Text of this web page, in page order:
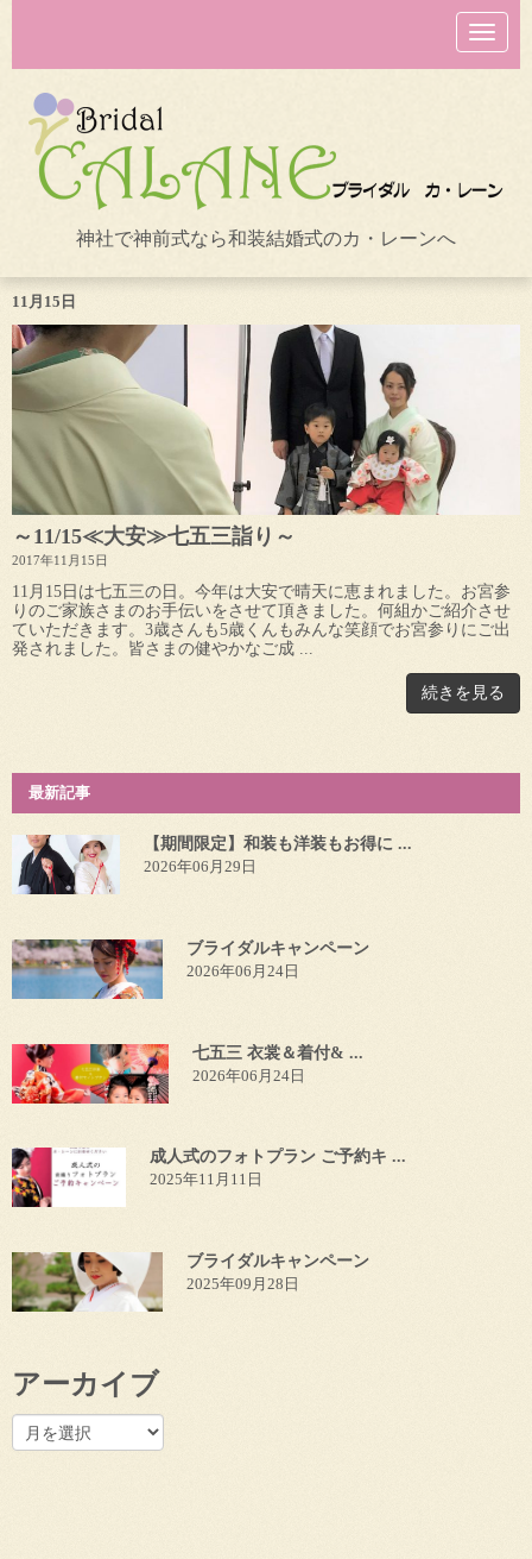
N
a
v
o
n
神社で神前式なら和装結婚式のカ・レーンへ
11月15日
～11/15≪大安≫七五三詣り～
2017年11月15日
11月15日は七五三の日。今年は大安で晴天に恵まれました。お宮参
りのご家族さまのお手伝いをさせて頂きました。何組かご紹介させ
ていただきます。3歳さんも5歳くんもみんな笑顔でお宮参りにご出
発されました。皆さまの健やかなご成 ...
続きを見る
最新記事
【期間限定】和装も洋装もお得に ...
2026年06月29日
ブライダルキャンペーン
2026年06月24日
七五三 衣裳＆着付& ...
2026年06月24日
成人式のフォトプラン ご予約キ ...
2025年11月11日
ブライダルキャンペーン
2025年09月28日
アーカイブ